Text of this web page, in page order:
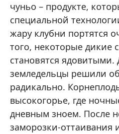
чуньо – продукте,
специальной
жару клубни портятся
того, некоторые дикие
становятся ядовитыми.
земледельцы решили
радикально.
высокогорье, где
дневным зноем. После
заморозки-оттаивания